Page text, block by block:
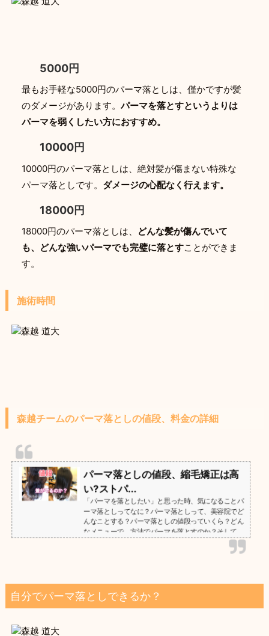
5000円
最もお手軽な5000円のパーマ落としは、僅かですが髪
のダメージがあります。パーマを落とすというよりは
パーマを弱くしたい方におすすめ。
10000円
10000円のパーマ落としは、絶対髪が傷まない特殊な
パーマ落としです。 ダメージの心配なく行えます。
18000円
18000円のパーマ落としは、 どんな髪が傷んでいて
も、どんな強いパーマでも完璧に落とすことができま
す。
施術時間
森越チームのパーマ落としの値段、料金の詳細
パーマ落としの値段、縮毛矯正は高
い?ストパ...
「パーマを落としたい」と思った時、気になることパ
ーマ落としってなに？パーマ落としって、美容院でど
んなことする？パーマ落としの値段っていくら？どん
なメニューで、方法でパーマを落とすのか？そして
「値段」はいくらかかるのか？今回は、パーマ落とし
のメニュー内容と、値段設定について詳しく解説しま
いて解説パーマ落としの値段＝縮毛矯正とストパーの
値段ではない？まず、美容院で行うパーマ落としは、
一般的に「ストレー...
自分でパーマ落としできるか？